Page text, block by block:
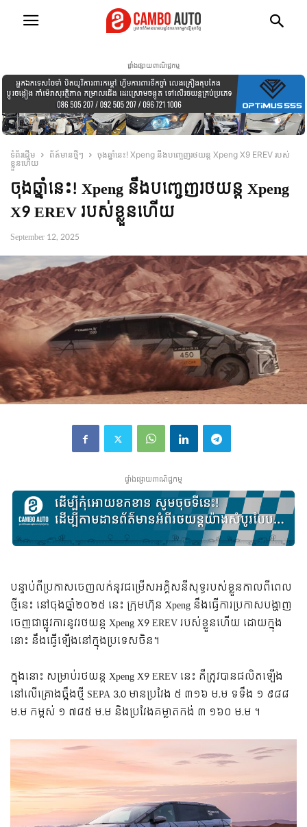
ផ្ទាំងផ្សាយពាណិជ្ជកម្ម
ទំព័រដើម ព័ត៍មានថ្មីៗ
ចុងឆ្នាំនេះ! Xpeng នឹងបញ្ចេញរថយន្ត Xpeng X9 EREV របស់
ខ្លួនហើយ
ចុងឆ្នាំនេះ! Xpeng នឹងបញ្ចេញរថយន្ត Xpeng
X9 EREV របស់ខ្លួនហើយ
September 12, 2025
ផ្ទាំងផ្សាយពាណិជ្ជកម្ម
បន្ទាប់ពីប្រកាសចេញលក់នូវជម្រើសអគ្គិសនីសុទ្ធរបស់ខ្លួនកាលពីពេល
ថ្មីនេះ នៅចុងឆ្នាំ២០២៥ នេះ ក្រុមហ៊ុន Xpeng នឹងធ្វើការប្រកាសបង្ហាញ
ចេញជាផ្លូវការនូវរថយន្ត Xpeng X9 EREV របស់ខ្លួនហើយ ដោយក្នុង
នោះ នឹងធ្វើឡើងនៅក្នុងប្រទេសចិន។
ក្នុងនោះ សម្រាប់រថយន្ត Xpeng X9 EREV នេះ គឺត្រូវបានផលិតឡើង
នៅលើគ្រោងឆ្អឹងថ្មី SEPA 3.0 មានប្រវែង​ ៥ ៣១៦ ម.ម ទទឹង ១ ៩៨៨
ម.ម កម្ពស់ ១ ៧៨៥ ម.ម និងប្រវែងគម្លាតកង់ ៣ ១៦០ ម.ម ។